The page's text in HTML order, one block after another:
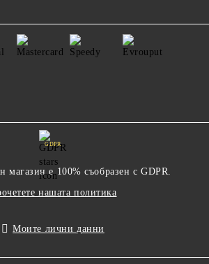
GDPR
магазин е 100% съобразен с GDPR.
нашата политика
Моите лични данни